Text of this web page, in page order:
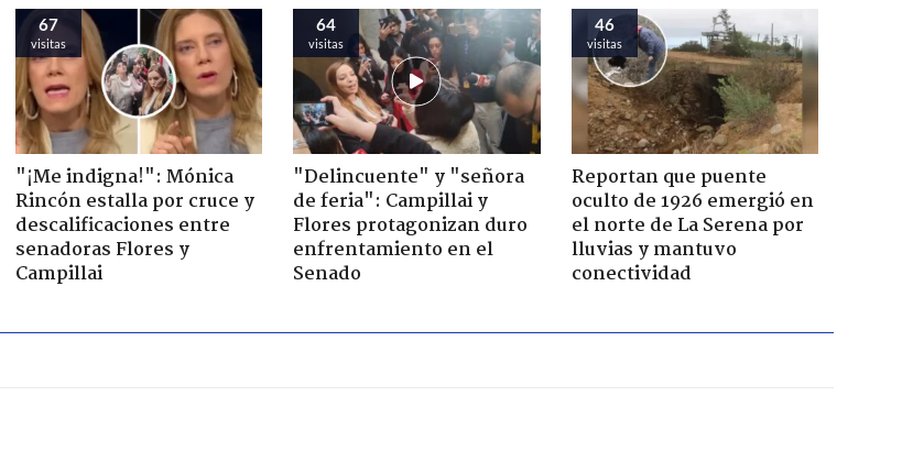
67
visitas
"¡Me indigna!": Mónica
Rincón estalla por cruce y
descalificaciones entre
senadoras Flores y
Campillai
64
visitas
"Delincuente" y "señora
de feria": Campillai y
Flores protagonizan duro
enfrentamiento en el
Senado
46
visitas
Reportan que puente
oculto de 1926 emergió en
el norte de La Serena por
lluvias y mantuvo
conectividad